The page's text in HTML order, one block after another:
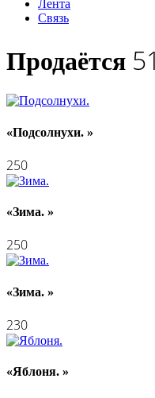
Лента
Связь
Продаётся 51
«Подсолнухи. »
250
«Зима. »
250
«Зима. »
230
«Яблоня. »